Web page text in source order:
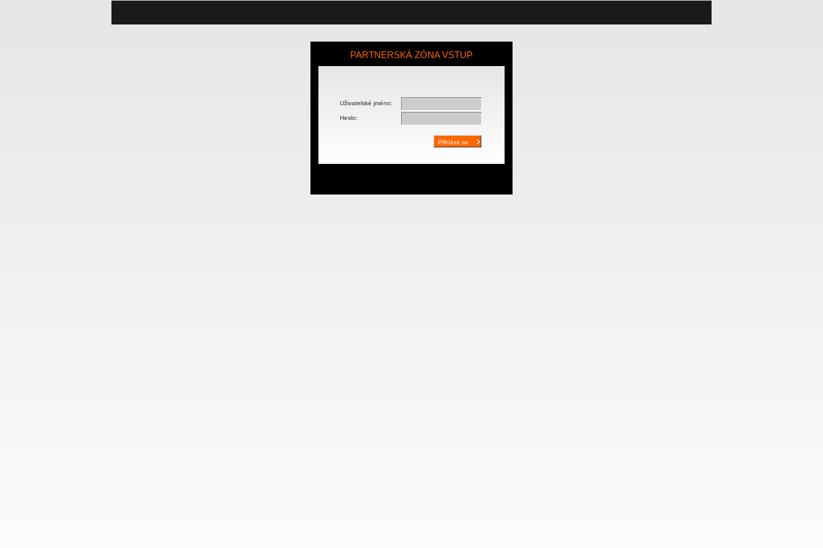
PARTNERSKÁ ZÓNA VSTUP
Uživatelské jméno:
Heslo: